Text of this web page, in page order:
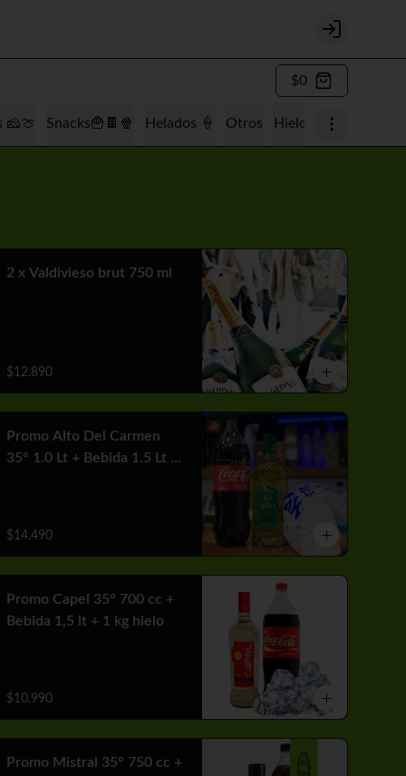
Login
$0
🧀🍈 Snacks🍟🍫🍿 Helados 🍦 Otros Hielo 🧊
2 x Valdivieso brut 750 ml
$12.890
Promo Alto Del Carmen
35° 1.0 Lt + Bebida 1.5 Lt +
$14.490
Promo Capel 35° 700 cc +
Bebida 1,5 lt + 1 kg hielo
$10.990
Promo Mistral 35° 750 cc +